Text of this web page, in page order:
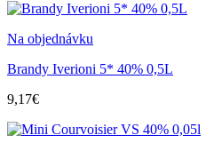
Na objednávku
Brandy Iverioni 5* 40% 0,5L
9,17€